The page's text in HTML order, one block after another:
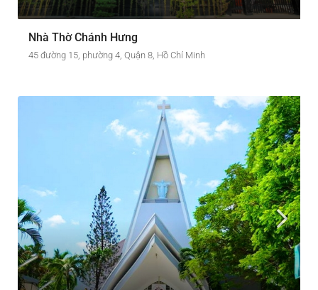
Nhà Thờ Chánh Hưng
45 đường 15, phường 4, Quận 8, Hồ Chí Minh